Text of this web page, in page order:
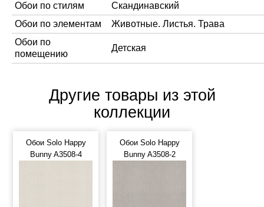
Обои по стилям
Скандинавский
Обои по элементам
Животные. Листья. Трава
Обои по
помещению
Детская
Другие товары из этой
коллекции
Обои Solo Happy
Bunny A3508-4
Обои Solo Happy
Bunny A3508-2